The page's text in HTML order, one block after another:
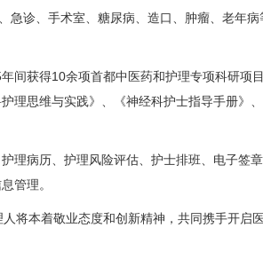
急诊、 手术室 糖尿病 、造口、肿瘤、老年
获得10余项首都中医药和护理专项科研项
护理思维与实践》、《神经科护士指导手册》
理病历、护理风险评估、护士排班、电子签
管理。
将本着敬业态度和创新精神，共同携手开启